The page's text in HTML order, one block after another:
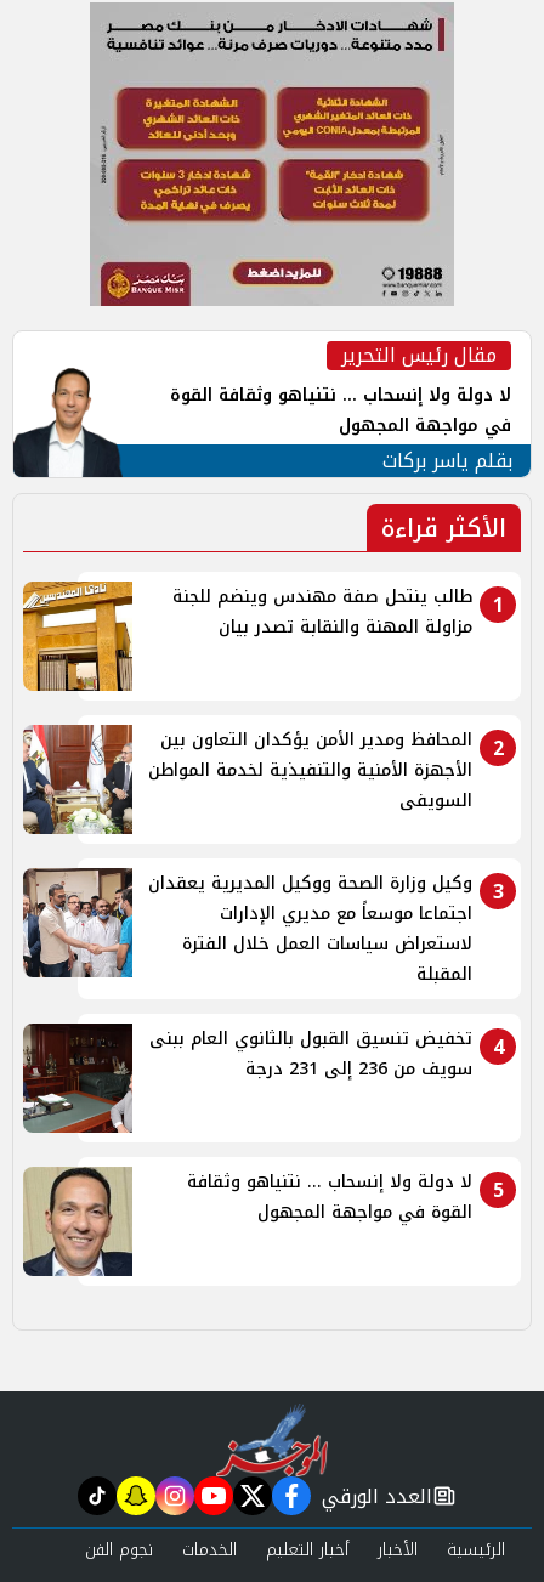
مقال رئيس التحرير
لا دولة ولا إنسحاب ... نتنياهو وثقافة القوة
في مواجهة المجهول
بقلم ياسر بركات
الأكثر قراءة
1
طالب ينتحل صفة مهندس وينضم للجنة
مزاولة المهنة والنقابة تصدر بيان
2
المحافظ ومدير الأمن يؤكدان التعاون بين
الأجهزة الأمنية والتنفيذية لخدمة المواطن
السويفى
3
وكيل وزارة الصحة ووكيل المديرية يعقدان
اجتماعا موسعاً مع مديري الإدارات
لاستعراض سياسات العمل خلال الفترة
المقبلة
4
تخفيض تنسيق القبول بالثانوي العام ببنى
سويف من 236 إلى 231 درجة
5
لا دولة ولا إنسحاب ... نتنياهو وثقافة
القوة في مواجهة المجهول
newspaper
العدد الورقي facebook
twitter
youtube
instagram
snapchat
tiktok
الرئيسية الأخبار أخبار التعليم الخدمات
نجوم الفن